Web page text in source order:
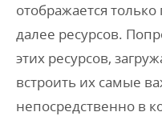
отображается
далее ресурсов.
этих ресурсов,
встроить их самые
непосредственно в